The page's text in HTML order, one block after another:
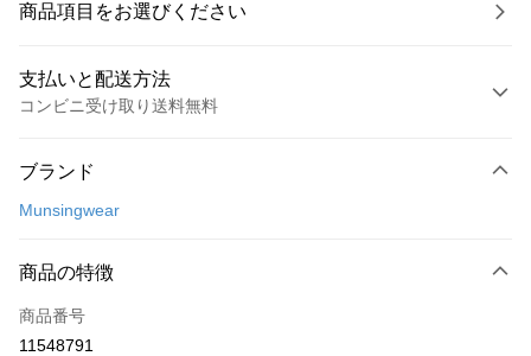
商品項目をお選びください
支払いと配送方法
コンビニ受け取り送料無料
クレジットカード1回払い
LINE Pay
Apple Pay
ブランド
Munsingwear
商品の特徴
商品番号
11548791